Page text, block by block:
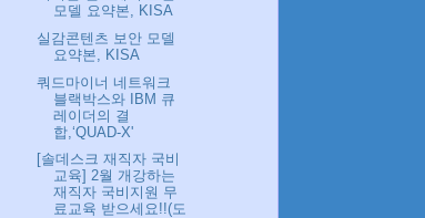
모델 요약본, KISA
실감콘텐츠 보안 모델
요약본, KISA
쿼드마이너 네트워크
블랙박스와 IBM 큐
레이더의 결
합,‘QUAD-X'
[솔데스크 재직자 국비
교육] 2월 개강하는
재직자 국비지원 무
료교육 받으세요!!(도